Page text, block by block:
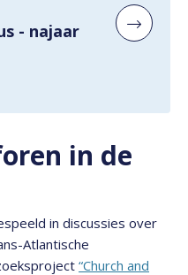
- najaar
in de
in discussies over
Atlantische
“Church and